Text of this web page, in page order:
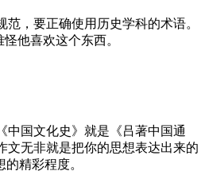
，要正确使用历史学科的术语。
他喜欢这个东西。
中国文化史》就是《吕著中国通
文无非就是把你的思想表达出来的
精彩程度。